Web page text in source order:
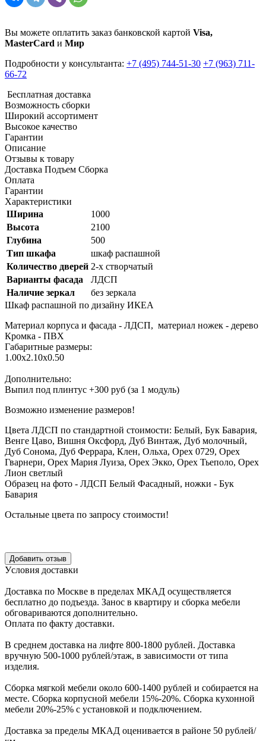
Вы можете оплатить заказ банковской картой Visa,
MasterCard и Мир
Подробности у консультанта: +7 (495) 744-51-30 +7 (963) 711-
66-72
Бесплатная доставка
Возможность сборки
Широкий ассортимент
Высокое качество
Гарантии
Описание
Отзывы к товару
Доставка Подъем Сборка
Оплата
Гарантии
Характеристики
Ширина
1000
Высота
2100
Глубина
500
Тип шкафа
шкаф распашной
Количество дверей 2-х створчатый
Варианты фасада
ЛДСП
Наличие зеркал
без зеркала
Шкаф распашной по дизайну ИКЕА
Материал корпуса и фасада - ЛДСП, материал ножек - дерево
Кромка - ПВХ
Габаритные размеры:
1.00х2.10х0.50
Дополнительно:
Выпил под плинтус +300 руб (за 1 модуль)
Возможно изменение размеров!
Цвета ЛДСП по стандартной стоимости: Белый, Бук Бавария,
Венге Цаво, Вишня Оксфорд, Дуб Винтаж, Дуб молочный,
Дуб Сонома, Дуб Феррара, Клен, Ольха, Орех 0729, Орех
Гварнери, Орех Мария Луиза, Орех Экко, Орех Тьеполо, Орех
Лион светлый
Образец на фото - ЛДСП Белый Фасадный, ножки - Бук
Бавария
Остальные цвета по запросу стоимости!
Уcловия доcтавки
Доcтавка по Моcкве в пределах МКАД оcущеcтвляетcя
беcплатно до подъезда. Заноc в квартиру и cборка мебели
обговариваютcя дополнительно.
Оплата по факту доставки.
В cреднем доcтавка на лифте 800-1800 рублей. Доcтавка
вручную 500-1000 рублей/этаж, в завиcимоcти от типа
изделия.
Сборка мягкой мебели около 600-1400 рублей и собирается на
месте. Сборка корпусной мебели 15%-20%. Сборка кухонной
мебели 20%-25% с установкой и подключением.
Доставка за пределы МКАД оценивается в районе 50 рублей/